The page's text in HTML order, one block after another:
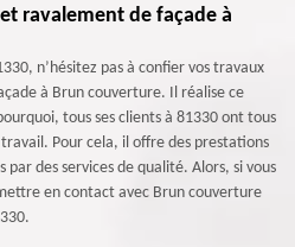
ravalement de façade à
n’hésitez pas à confier vos travaux
à Brun couverture. Il réalise ce
tous ses clients à 81330 ont tous
Pour cela, il offre des prestations
par des services de qualité. Alors, si vous
en contact avec Brun couverture